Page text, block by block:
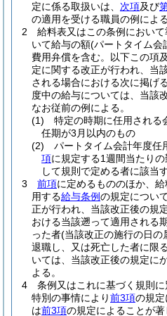
定に係る取扱いは、 次項及び
の適用を受ける職員の例による
2
給料表又はこの条例において
いて給与の額(パートタイム会
費用弁償を含む。以下この項
定に関する改正が行われ、当
される場合における次に掲げ
度中の給与については、当該
なお従前の例による。
(1)
特定の時期に任用される
任期が3月以内のもの
(2)
パートタイム会計年度任
項に規定する1週間当たり
して規則で定める者に該当
3
前項に定めるもののほか、
用する給与条例の規定につい
正が行われ、当該改正後の規
おける当該遡って適用される
った者(当該改正の施行の日の
退職し、又は死亡した者に限
いては、当該改正後の規定に
よる。
4
条例又はこれに基づく規則に
特別の事情により前3項の規定
は前3項の規定によることが